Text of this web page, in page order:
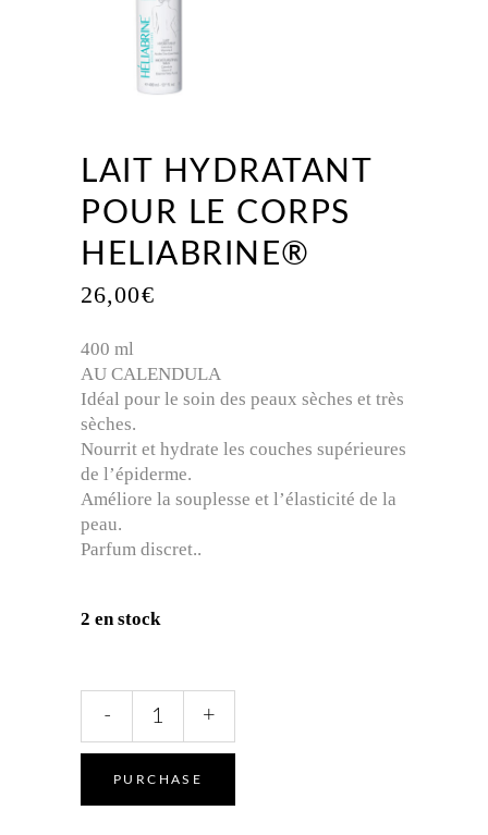
LAIT HYDRATANT
POUR LE CORPS
HELIABRINE®
26,00€
400 ml
AU CALENDULA
Idéal pour le soin des peaux sèches et très
sèches.
Nourrit et hydrate les couches supérieures
de l’épiderme.
Améliore la souplesse et l’élasticité de la
peau.
Parfum discret..
2 en stock
pour
corps
- +
PURCHASE